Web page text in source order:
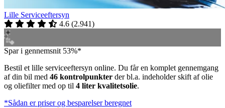
Lille Serviceeftersyn
4.6 (2.941)
Spar i gennemsnit 53%*
Bestil et lille serviceeftersyn online. Du får en komplet gennemgang
af din bil med 46 kontrolpunkter der bl.a. indeholder skift af olie
og oliefilter med op til 4 liter kvalitetsolie.
*Sådan er priser og besparelser beregnet